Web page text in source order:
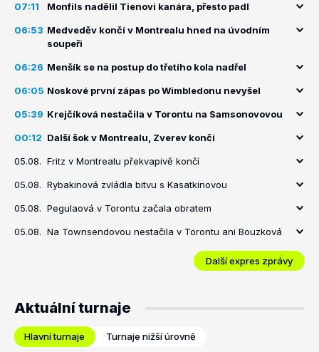
07:11 Monfils nadělil Tienovi kanára, přesto padl
06:53 Medveděv končí v Montrealu hned na úvodním
soupeři
06:26 Menšík se na postup do třetího kola nadřel
06:05 Noskové první zápas po Wimbledonu nevyšel
05:39 Krejčíková nestačila v Torontu na Samsonovovou
00:12 Další šok v Montrealu, Zverev končí
05.08. Fritz v Montrealu překvapivě končí
05.08. Rybakinová zvládla bitvu s Kasatkinovou
05.08. Pegulaová v Torontu začala obratem
05.08. Na Townsendovou nestačila v Torontu ani Bouzková
Další expres zprávy
Aktuální turnaje
Hlavní turnaje Turnaje nižší úrovně